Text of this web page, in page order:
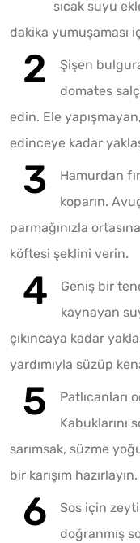
sıcak suyu
dakika yumuşaması
Şişen
domates
edin. Ele
edinceye kadar
Hamurdan
koparın.
parmağınızla
köftesi şeklini verin.
Geniş bir
kaynayan
çıkıncaya kadar
yardımıyla süzüp
Patlıcanları
Kabuklarını
sarımsak, süzme
bir karışım hazırlayın.
Sos için
doğranmış